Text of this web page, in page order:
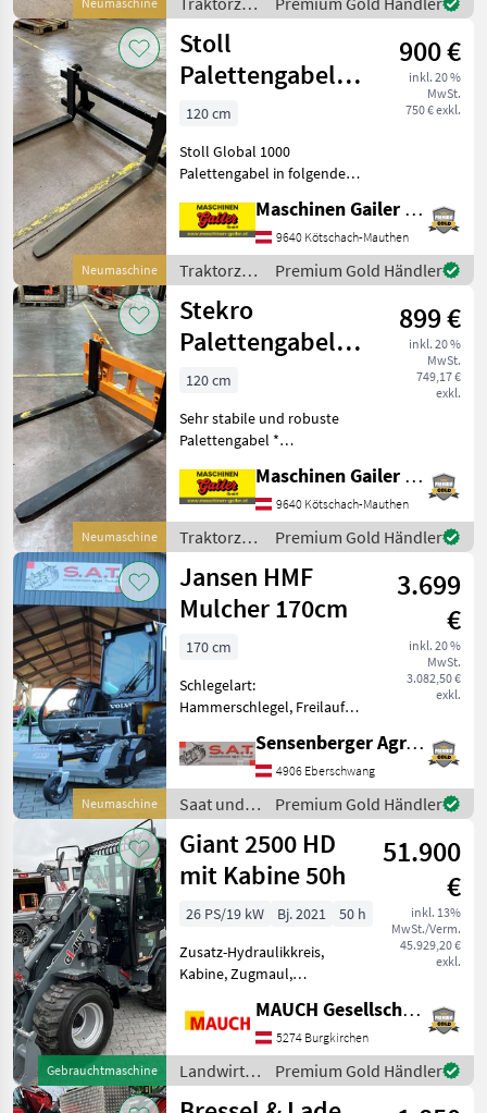
Hülsen im Rahmen ein
/ Stoll
Neumaschine
Stoll
Palettengabel
Global 1000kg
1000mm Euro
900 €
inkl. 20 %
MwSt.
750 € exkl.
120 cm
Stoll Global 1000
Palettengabel in folgender
Euroaufnahme *
Zinkenlänge 100 cm *
Zinkendimension Breite 800
mm, Stärke 30 mm *
Tragkraft 1000 kg
Maschinen Gailer GmbH
9640 Kötschach-Mauthen
Traktorzubehör
/ Stoll
Premium Gold Händler
Neumaschine
Stekro
Palettengabel
Euro schwere
Ausführung
899 €
inkl. 20 %
MwSt.
749,17 €
exkl.
120 cm
Sehr stabile und robuste
Palettengabel *
Zinkenlänge 120 cm *
Zinkendimension Breite 100
mm, Stärke 40 mm *
Tragkraft 2500 kg *
Eigengewicht 21
Maschinen Gailer GmbH
9640 Kötschach-Mauthen
Traktorzubehör
/ Stekro
Premium Gold Händler
Neumaschine
Jansen HMF
Mulcher 170cm
3.699
€
inkl. 20 %
MwSt.
3.082,50 €
exkl.
170 cm
Schlegelart:
Hammerschlegel, Freilauf:
zur Tiefenführung,
rückwärtige Laufwalze
Mulcher für Hoflader-
Kompaktlader -
Arbeitsbreite 1, 70 m -2
Sensenberger Agrar-Technik
4906 Eberschwang
Saat und
Pflege /
Jansen
Premium Gold Händler
Gebrauchtmaschine
Giant 2500 HD
mit Kabine 50h
51.900
€
inkl. 13%
MwSt./Verm.
45.929,20 €
exkl.
26 PS/19 kW Bj. 2021
50 h
Zusatz-Hydraulikkreis,
Kabine, Zugmaul,
hydr. Geräteverriegelung
Neuwertiger Giant G2500
mit - Kabine mit Heizung -
Bereifung 31x15.50-15EM -
LE
MAUCH Gesellschaft m.b.H. & Co.KG
5274 Burgkirchen
Landwirtsch.
Motorfahrzeuge
Premium Gold Händler